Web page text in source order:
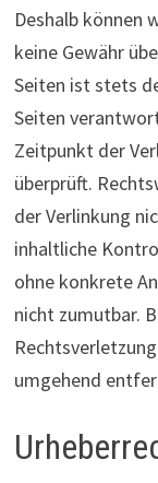
Deshalb können
keine Gewähr
Seiten ist stets
Seiten
Zeitpunkt der
überprüft.
der Verlinkung
inhaltliche
ohne konkrete
nicht zumutbar.
umgehend